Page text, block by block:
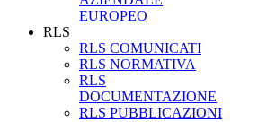
EUROPEO
RLS
RLS COMUNICATI
RLS NORMATIVA
RLS
DOCUMENTAZIONE
RLS PUBBLICAZIONI